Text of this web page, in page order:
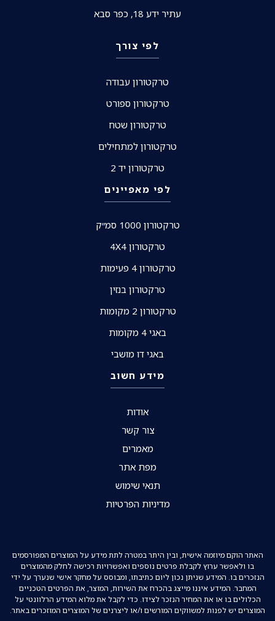
עתיר ידע 18, כפר סבא
לפי צורך
טרקטורון עבודה
טרקטורון ספורט
טרקטורון שטח
טרקטורון למתחילים
טרקטורון יד 2
לפי מאפיינים
טרקטורון 1000 סמ״ק
טרקטורון 4X4
טרקטורון 4 פעימות
טרקטורון בנזין
טרקטורון 2 מקומות
באגי 4 מקומות
באגי דו מושבי
מידע חשוב
אודות
צור קשר
מאמרים
מפת אתר
תנאי שימוש
מדיניות הפרטיות
האתר הוקם מיוזמה אישית, ובין היתר במטרה לתת מידע על המוצרים המפורסמים
בו ולאפשר ערוץ לקבלת פרטים נוספים ואפשרויות רכישה לחלק מהמוצרים
הנזכרים בו. המידע שניתן נכון ליום כתיבתו, ומבוסס על מחקר אישי שנערך על ידי
המחבר. המידע איננו מייצג בהכרח את השירות, המוצר, את הפרטים הטכניים
הכלולים בו או את המחיר הנזכר לצידו. כדי לקבל את מלוא המידע הרלוונטי על
המוצרים יש לפנות למשווקים המורשים ו/או ליצרנים של המוצרים המוזכרים באתר.